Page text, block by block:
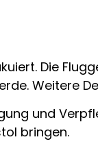
Die
Weitere
und
bringen.